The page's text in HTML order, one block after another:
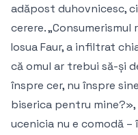
adăpost duhovnicesc,
cerere.
Iosua Faur, a infiltrat
că omul ar trebui să-și
înspre cer, nu înspre
biserica pentru mine?»,
ucenicia nu e comodă